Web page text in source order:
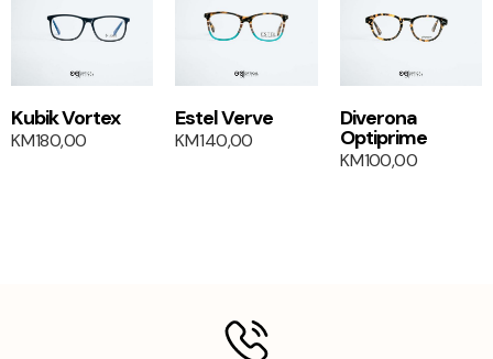
1+1
Kubik Vortex
KM180,00
Estel Verve
KM140,00
1+1
Diverona
Optiprime
KM100,00